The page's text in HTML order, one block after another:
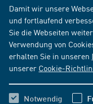
Damit wir unsere
und fortlaufend
Sie die Webseiten
Verwendung von
erhalten Sie in unseren
unserer Cookie-
Notwendig